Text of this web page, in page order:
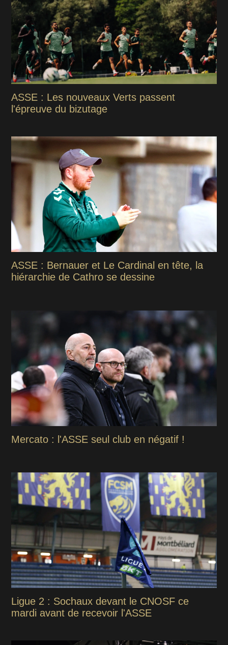
ASSE : Les nouveaux Verts passent
l'épreuve du bizutage
ASSE : Bernauer et Le Cardinal en tête, la
hiérarchie de Cathro se dessine
Mercato : l'ASSE seul club en négatif !
Ligue 2 : Sochaux devant le CNOSF ce
mardi avant de recevoir l'ASSE